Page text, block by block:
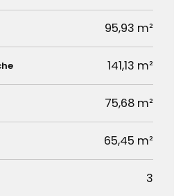
95,93 m²
141,13 m²
75,68 m²
65,45 m²
3